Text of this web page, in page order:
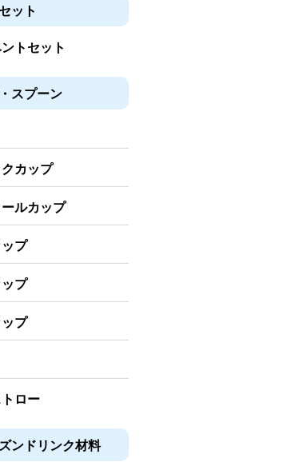
ット
トセット
スプーン
カップ
ルカップ
プ
プ
プ
ロー
ンドリンク材料